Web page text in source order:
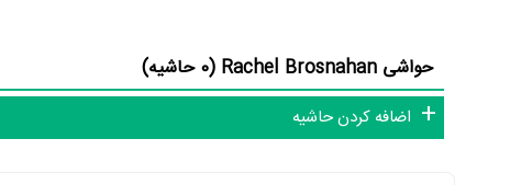
حواشی Rachel Brosnahan (0 حاشیه)
اضافه کردن حاشیه